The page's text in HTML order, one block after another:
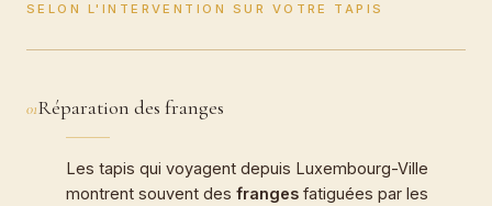
SELON L'INTERVENTION SUR VOTRE TAPIS
01Réparation des franges
Les tapis qui voyagent depuis Luxembourg-Ville
montrent souvent des franges fatiguées par les